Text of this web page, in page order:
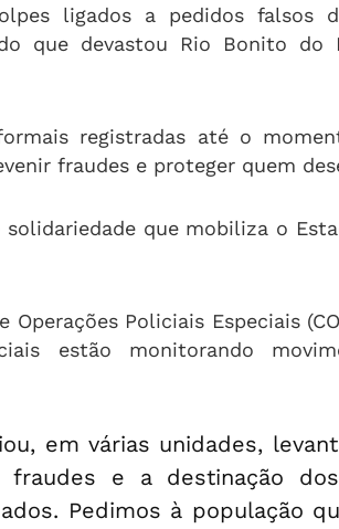
ligados a pedidos falsos
que devastou Rio Bonito do
registradas até o
fraudes e proteger quem
solidariedade que mobiliza o
Policiais Especiais
estão monitorando
em várias unidades,
fraudes e a destinação
Pedimos à população